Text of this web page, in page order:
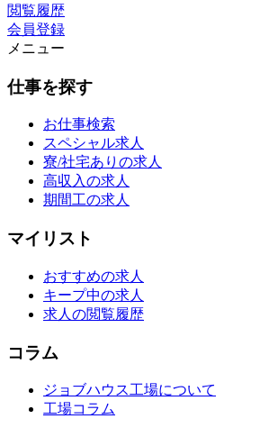
閲覧履歴
会員登録
メニュー
仕事を探す
お仕事検索
スペシャル求人
寮/社宅ありの求人
高収入の求人
期間工の求人
マイリスト
おすすめの求人
キープ中の求人
求人の閲覧履歴
コラム
ジョブハウス工場について
工場コラム